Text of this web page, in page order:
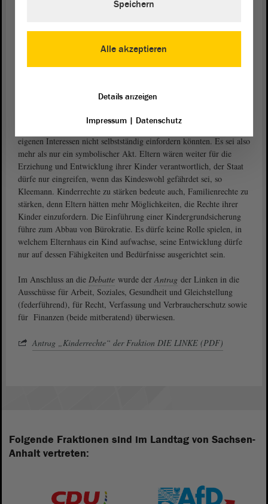
Euro pro Monat für Bildung vorgesehen sei, sei dies schon ein
Jugendlichen.
die Ampel im Bund sich darauf verständigt habe, einen erneuten
Vorstoß zu wagen, die Kinderrechte ins Grundgesetz aufzunehmen.
Die Aufnahme sei schon deshalb relevant, weil Kinder bisher ihre
eigenen Interessen nicht selbstständig einfordern könnten. Es sei also
mehr als nur ein symbolischer Akt. Eltern wären weiter für die
Erziehung und Entwicklung ihrer Kinder verantwortlich, der Staat
dürfe nur eingreifen, wenn das Kindeswohl gefährdet sei, so
Kleemann. Kinderrechte zu stärken bedeute auch, Familienrechte zu
stärken, denn Eltern hätten mehr Möglichkeiten, die Rechte ihrer
Kinder einzufordern. Die Einführung einer Kindergrundsicherung
führe zum Abbau von Bürokratie. Es dürfe keine Rolle spielen, in
welchem Elternhaus ein Kind aufwachse, seine Entwicklung dürfe
nur auf dessen Fähigkeiten und Bedürfnisse ausgerichtet sein.
Im Anschluss an die Debatte wurde derAntrag der Linken in die
Ausschüsse für Arbeit, Soziales, Gesundheit und Gleichstellung
(federführend), für Recht, Verfassung und Verbraucherschutz sowie
für Finanzen (beide mitberatend) überwiesen.
Antrag „Kinderrechte“ der Fraktion DIE LINKE (PDF)
Folgende Fraktionen sind im Landtag von Sachsen-
Anhalt vertreten:
Alle akzeptieren
Speichern
Details anzeigen
Impressum| Datenschutz